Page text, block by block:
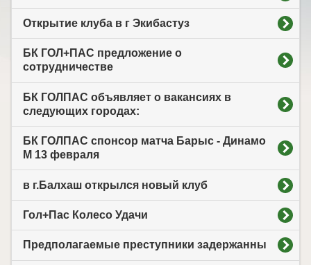
Открытие клуба в г Экибастуз
БК ГОЛ+ПАС предложение о
сотрудничестве
БК ГОЛПАС объявляет о вакансиях в
следующих городах:
БК ГОЛПАС спонсор матча Барыс - Динамо
М 13 февраля
в г.Балхаш открылся новый клуб
Гол+Пас Колесо Удачи
Предполагаемые преступники задержанны